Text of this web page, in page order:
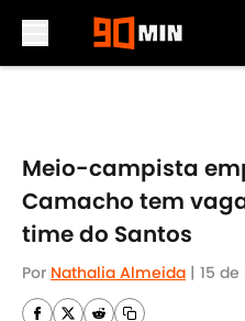
Meio-campista
Camacho tem
time do Santos
Por Nathalia Almeida | 15 de